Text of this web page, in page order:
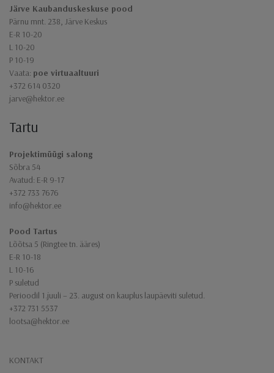
Järve Kaubanduskeskuse pood
Pärnu mnt. 238, Järve Keskus
E-R 10-20
L 10-20
P 10-19
Vaata: poe virtuaaltuuri
+372 614 0320
jarve@hektor.ee
Tartu
Projektimüügi salong
Sõbra 54
Avatud: E-R 9-17
+372 733 7676
info@hektor.ee
Pood Tartus
Lõõtsa 5 (Ringtee tn. ääres)
E-R 10-18
L 10-16
P suletud
Perioodil 1.juuli – 23. august on kauplus laupäeviti suletud.
+372 731 5537
lootsa@hektor.ee
KONTAKT